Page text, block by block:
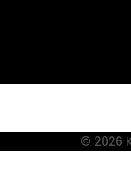
© 2026